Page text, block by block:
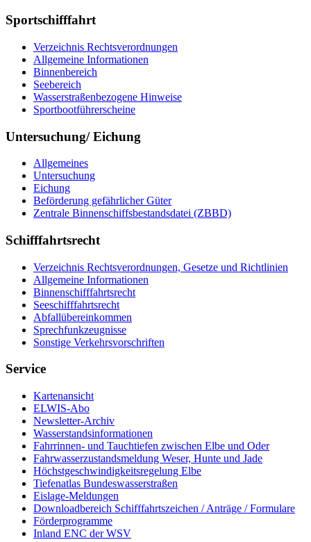
Sportschifffahrt
Verzeichnis Rechtsverordnungen
Allgemeine Informationen
Binnenbereich
Seebereich
Wasserstraßenbezogene Hinweise
Sportbootführerscheine
Untersuchung/ Eichung
Allgemeines
Untersuchung
Eichung
Beförderung gefährlicher Güter
Zentrale Binnenschiffsbestandsdatei (ZBBD)
Schifffahrtsrecht
Verzeichnis Rechtsverordnungen, Gesetze und Richtlinien
Allgemeine Informationen
Binnenschifffahrtsrecht
Seeschifffahrtsrecht
Abfallübereinkommen
Sprechfunkzeugnisse
Sonstige Verkehrsvorschriften
Service
Kartenansicht
ELWIS-Abo
Newsletter-Archiv
Wasserstandsinformationen
Fahrrinnen- und Tauchtiefen zwischen Elbe und Oder
Fahrwasserzustandsmeldung Weser, Hunte und Jade
Höchstgeschwindigkeitsregelung Elbe
Tiefenatlas Bundeswasserstraßen
Eislage-Meldungen
Downloadbereich Schifffahrtszeichen / Anträge / Formulare
Förderprogramme
Inland ENC der WSV